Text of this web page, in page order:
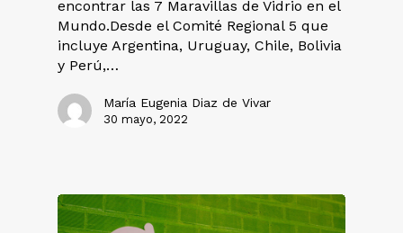
encontrar las 7 Maravillas de Vidrio en el
Mundo.Desde el Comité Regional 5 que
incluye Argentina, Uruguay, Chile, Bolivia
y Perú,…
María Eugenia Diaz de Vivar
30 mayo, 2022